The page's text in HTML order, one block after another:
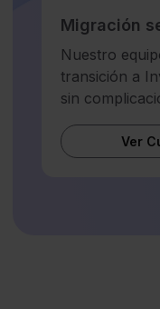
Migración
Nuestro
transición a
sin
Ver